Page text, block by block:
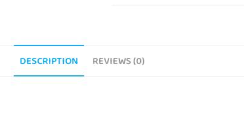
DESCRIPTION REVIEWS (0)